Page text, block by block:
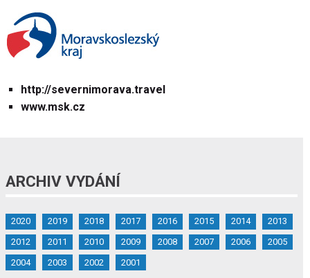
http://severnimorava.travel
www.msk.cz
ARCHIV VYDÁNÍ
2020 2019 2018 2017 2016 2015 2014
2013
2012
2011 2010 2009 2008 2007 2006
2005
2004
2003 2002 2001